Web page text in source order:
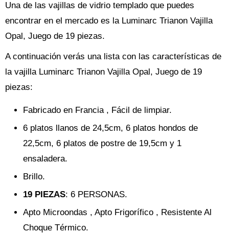
Una de las vajillas de vidrio templado que puedes
encontrar en el mercado es la Luminarc Trianon Vajilla
Opal, Juego de 19 piezas.
A continuación verás una lista con las características de
la vajilla Luminarc Trianon Vajilla Opal, Juego de 19
piezas:
Fabricado en Francia , Fácil de limpiar.
6 platos llanos de 24,5cm, 6 platos hondos de
22,5cm, 6 platos de postre de 19,5cm y 1
ensaladera.
Brillo.
19 PIEZAS: 6 PERSONAS.
Apto Microondas , Apto Frigorífico , Resistente Al
Choque Térmico.